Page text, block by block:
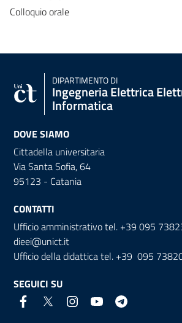
Colloquio orale
DIPARTIMENTO DI
Ingegneria Elettrica
Informatica
DOVE SIAMO
Cittadella universitaria
Via Santa Sofia, 64
95123 - Catania
CONTATTI
Ufficio amministrativo tel. +39 095
dieei@unict.it
Ufficio della didattica tel. +39 095
SEGUICI SU